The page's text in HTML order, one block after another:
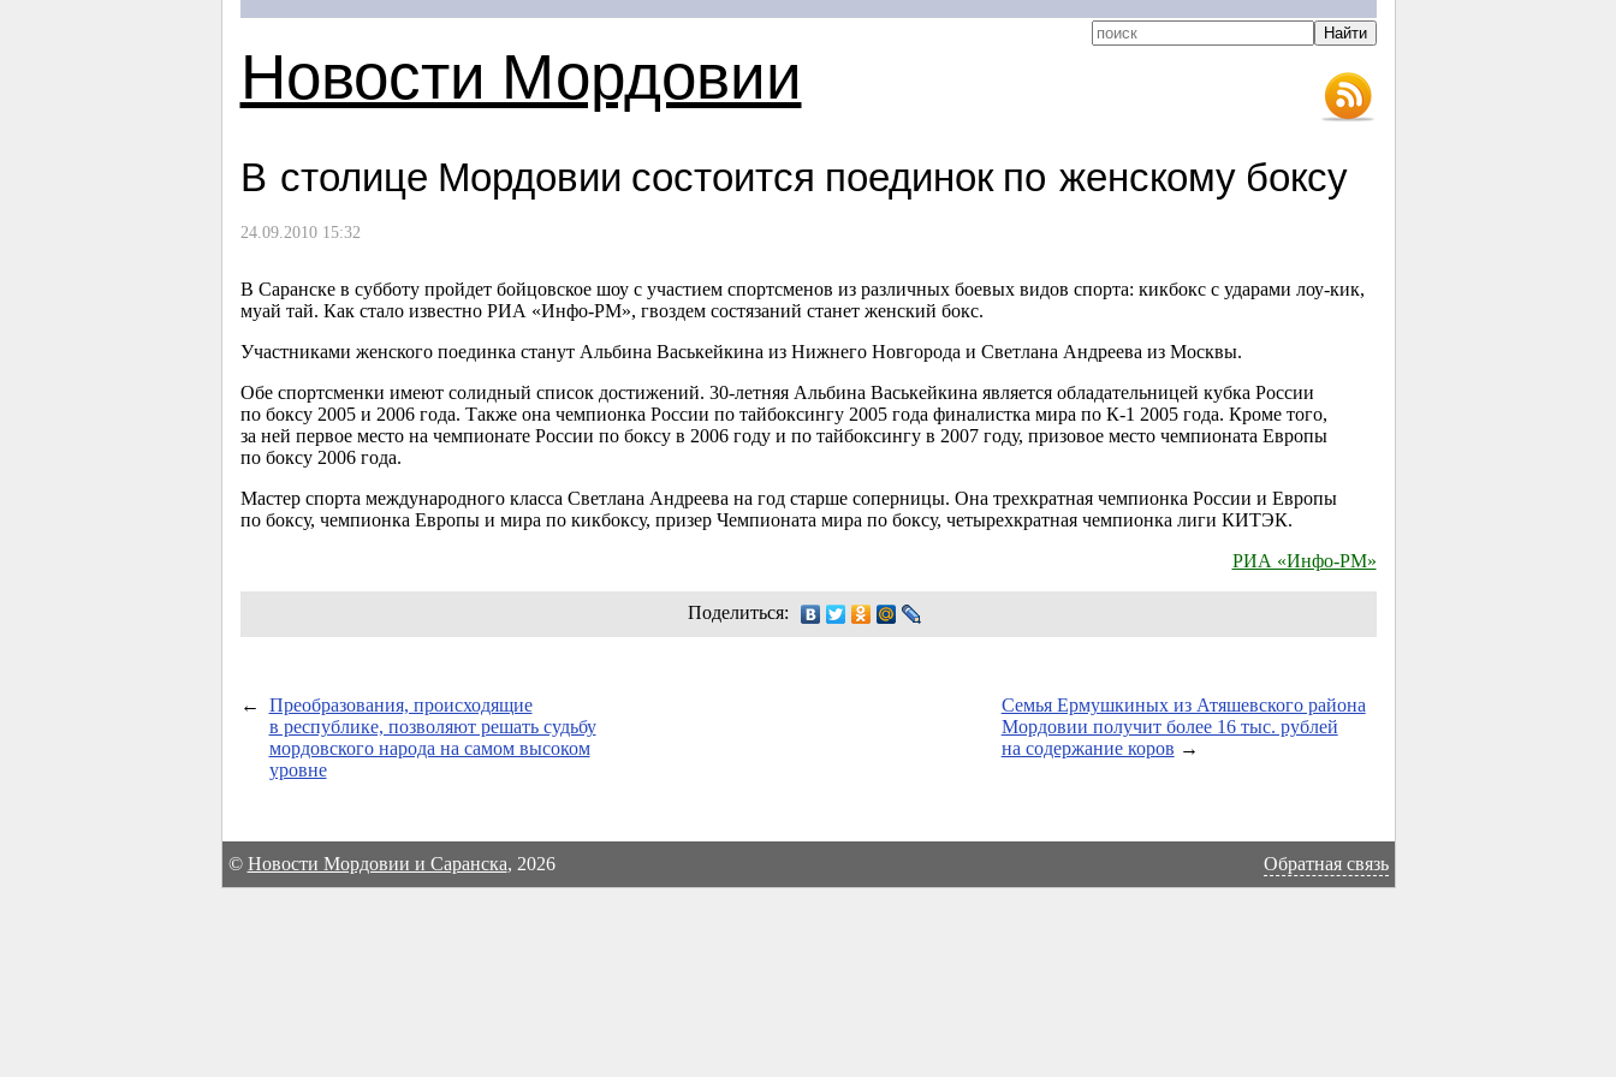
Новости Мордовии
В столице Мордовии состоится поединок по женскому боксу
24.09.2010 15:32
В Саранске в субботу пройдет бойцовское шоу с участием спортсменов из различных боевых видов спорта: кикбокс с ударами лоу-кик,
муай тай. Как стало известно РИА «Инфо-РМ», гвоздем состязаний станет женский бокс.
Участниками женского поединка станут Альбина Васькейкина из Нижнего Новгорода и Светлана Андреева из Москвы.
Обе спортсменки имеют солидный список достижений. 30-летняяАльбина Васькейкина является обладательницей кубка России
по боксу 2005 и 2006 года. Также она чемпионка России по тайбоксингу 2005 года финалистка мира по К-1 2005 года. Кроме того,
за ней первое место на чемпионате России по боксу в 2006 году и по тайбоксингу в 2007 году, призовое место чемпионата Европы
по боксу 2006 года.
Мастер спорта международного класса Светлана Андреева на год старше соперницы. Она трехкратная чемпионка России и Европы
по боксу, чемпионка Европы и мира по кикбоксу, призер Чемпионата мира по боксу, четырехкратная чемпионка лиги КИТЭК.
РИА «Инфо-РМ»
Поделиться:
←
Преобразования, происходящие
в республике, позволяют решать судьбу
мордовского народа на самом высоком
уровне
Семья Ермушкиных из Атяшевского района
Мордовии получит более 16 тыс. рублей
на содержание коров →
© Новости Мордовии и Саранска, 2026 Обратная связь